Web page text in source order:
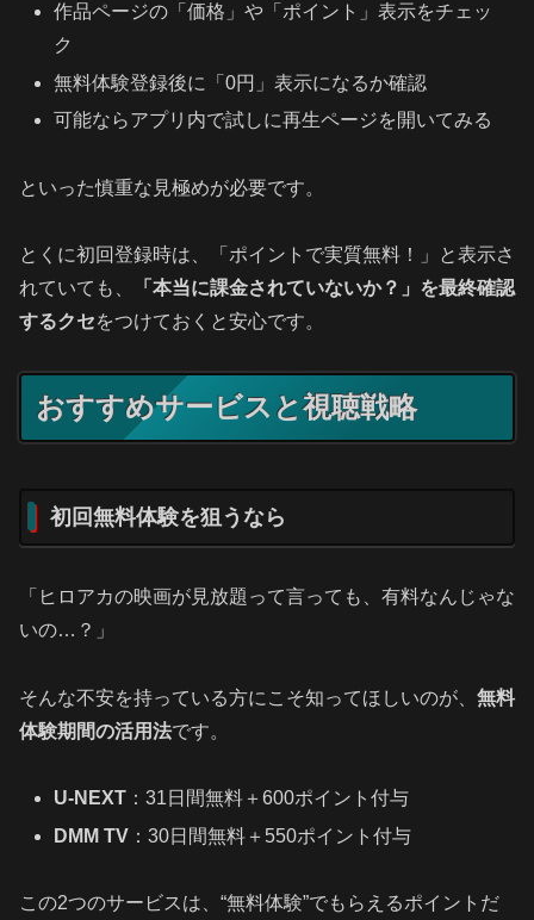
作品ページの「価格」や「ポイント」表示をチェッ
ク
無料体験登録後に「0円」表示になるか確認
可能ならアプリ内で試しに再生ページを開いてみる
といった慎重な見極めが必要です。
とくに初回登録時は、「ポイントで実質無料！」と表示さ
れていても、
「本当に課金されていないか？」を最終確認
するクセをつけておくと安心です。
おすすめサービスと視聴戦略
初回無料体験を狙うなら
「ヒロアカの映画が見放題って言っても、有料なんじゃな
いの…？」
そんな不安を持っている方にこそ知ってほしいのが、 無料
体験期間の活用法です。
U‑NEXT ：31日間無料＋600ポイント付与
DMM TV ：30日間無料＋550ポイント付与
この2つのサービスは、“無料体験”でもらえるポイントだ